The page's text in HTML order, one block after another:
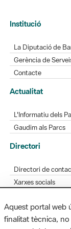
Institució
La Diputació de
Gerència de
Contacte
Actualitat
L'Informatiu dels
Gaudim als Parcs
Directori
Directori de
Xarxes socials
Bústia de
Opineu sobre els
Aquest portal web
finalitat tècnica,